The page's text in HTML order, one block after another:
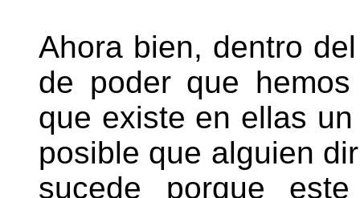
Ahora bien, dentro
de poder que
que existe en ellas
posible que alguien
sucede porque